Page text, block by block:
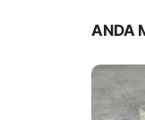
ANDA